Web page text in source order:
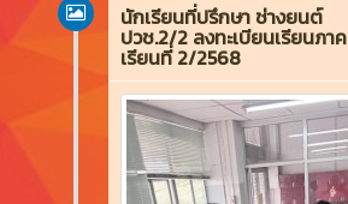
นักเรียนที่ปรึกษา ช่างยนต์
ปวช.2/2 ลงทะเบียนเรียนภาค
เรียนที่ 2/2568